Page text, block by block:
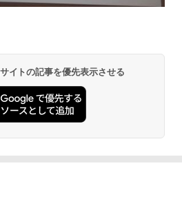
イトの記事を優先表示させる